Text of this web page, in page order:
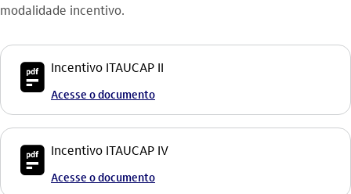
modalidade incentivo.
icon-itaufonts_pdf icon Incentivo ITAUCAP II
Acesse o documento
icon-itaufonts_pdf icon Incentivo ITAUCAP IV
Acesse o documento